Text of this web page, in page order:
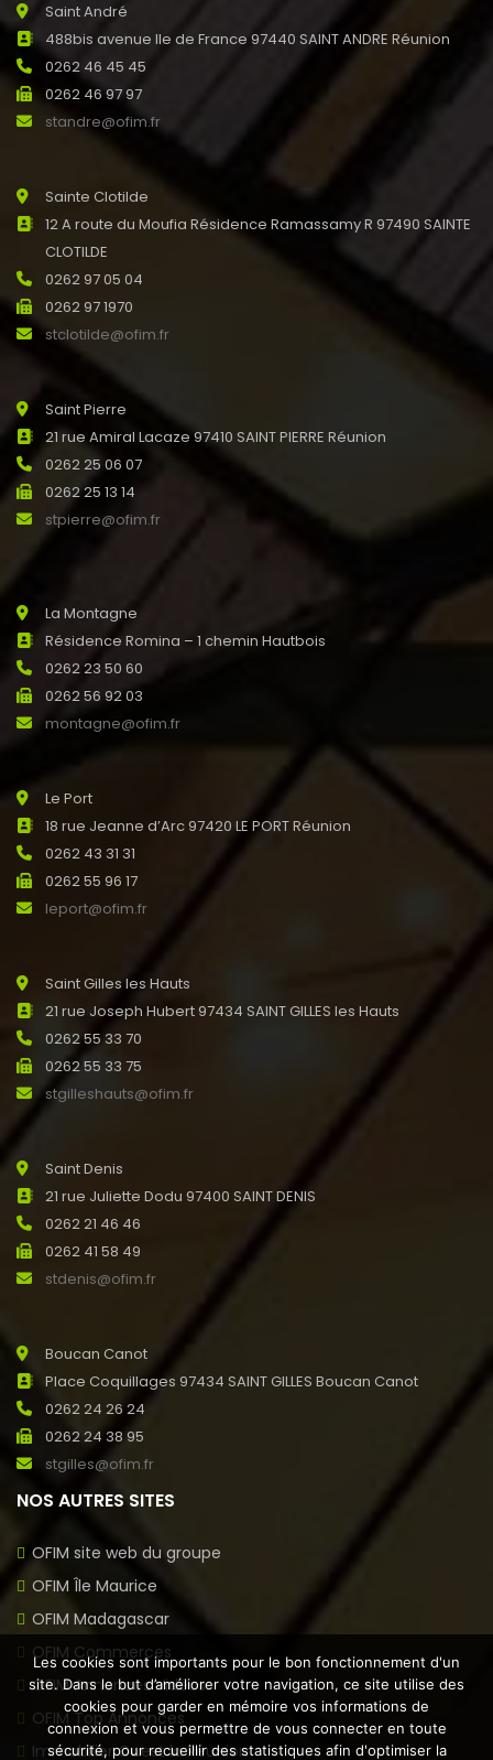
Saint André
488bis avenue Ile de France 97440 SAINT ANDRE Réunion
0262 46 45 45
0262 46 97 97
standre@ofim.fr
Sainte Clotilde
12 A route du Moufia Résidence Ramassamy R 97490 SAINTE
CLOTILDE
0262 97 05 04
0262 97 1970
stclotilde@ofim.fr
Saint Pierre
21 rue Amiral Lacaze 97410 SAINT PIERRE Réunion
0262 25 06 07
0262 25 13 14
stpierre@ofim.fr
La Montagne
Résidence Romina – 1 chemin Hautbois
0262 23 50 60
0262 56 92 03
montagne@ofim.fr
Le Port
18 rue Jeanne d’Arc 97420 LE PORT Réunion
0262 43 31 31
0262 55 96 17
leport@ofim.fr
Saint Gilles les Hauts
21 rue Joseph Hubert 97434 SAINT GILLES les Hauts
0262 55 33 70
0262 55 33 75
stgilleshauts@ofim.fr
Saint Denis
21 rue Juliette Dodu 97400 SAINT DENIS
0262 21 46 46
0262 41 58 49
stdenis@ofim.fr
Boucan Canot
Place Coquillages 97434 SAINT GILLES Boucan Canot
0262 24 26 24
0262 24 38 95
stgilles@ofim.fr
NOS AUTRES SITES
OFIM site web du groupe
OFIM Île Maurice
OFIM Madagascar
OFIM Commerces
OFIM Annonces Vidéos
OFIM Top Annonces
Immobilier Ouest la Réunion
Les cookies sont importants pour le bon fonctionnement d'un
site. Dans le but d’améliorer votre navigation, ce site utilise des
cookies pour garder en mémoire vos informations de
connexion et vous permettre de vous connecter en toute
sécurité, pour recueillir des statistiques afin d'optimiser la